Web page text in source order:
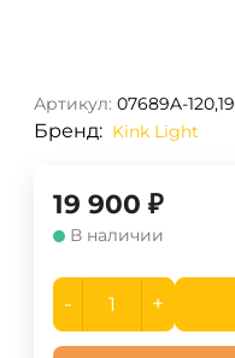
Артикул: 07689A-120,19
Бренд: Kink Light
19 900 ₽
В наличии
- +